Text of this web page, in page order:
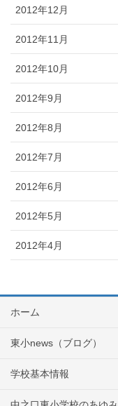
2012年12月
2012年11月
2012年10月
2012年9月
2012年8月
2012年7月
2012年6月
2012年5月
2012年4月
ホーム
東小news（ブログ）
学校基本情報